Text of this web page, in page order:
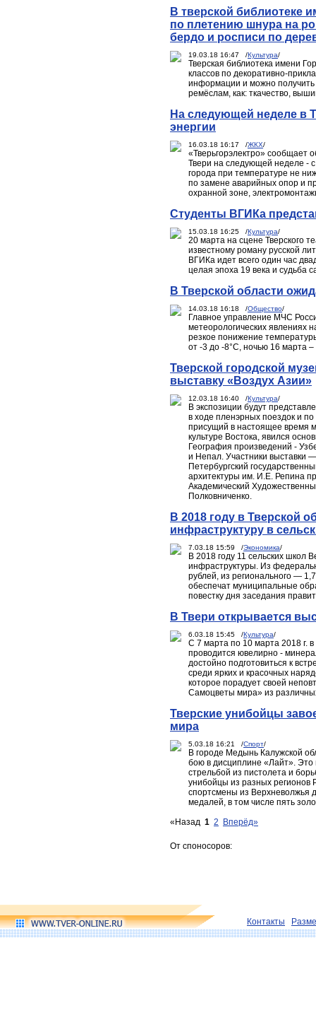
В тверской библиотеке
по плетению шнура на
бердо и росписи по
19.03.18 16:47 /Культура/
Тверская библиотека имени
классов по декоративно-
информации и можно получить
ремёслам, как: ткачество,
На следующей неделе в
энергии
16.03.18 16:17 /ЖКХ/
«Тверьгорэлектро» сообщает
Твери на следующей неделе -
города при температуре не
по замене аварийных опор и
охранной зоне,
Студенты ВГИКа
15.03.18 16:25 /Культура/
20 марта на сцене Тверского
известному роману русской
ВГИКа идет всего один час
целая эпоха 19 века и судьба
В Тверской области
14.03.18 16:18 /Общество/
Главное управление МЧС
метеорологических явлениях
резкое понижение
от -3 до -8°С, ночью 16 марта
Тверской городской
выставку «Воздух Азии»
12.03.18 16:40 /Культура/
В экспозиции будут
в ходе пленэрных поездок и
присущий в настоящее время
культуре Востока, явился
География произведений -
и Непал. Участники выставки
Петербургский
архитектуры им. И.Е. Репина
Академический
Полковниченко.
В 2018 году в Тверской
инфраструктуру в
7.03.18 15:59 /Экономика/
В 2018 году 11 сельских школ
инфраструктуры. Из
рублей, из регионального —
обеспечат муниципальные
повестку дня заседания
В Твери открывается
6.03.18 15:45 /Культура/
С 7 марта по 10 марта 2018 г.
проводится ювелирно -
достойно подготовиться к
среди ярких и красочных
которое порадует своей
Самоцветы мира» из
Тверские унибойцы
мира
5.03.18 16:21 /Спорт/
В городе Медынь Калужской
бою в дисциплине «Лайт».
стрельбой из пистолета и
унибойцы из разных
спортсмены из Верхневолжья
медалей, в том числе пять
«Назад 1 2 Вперёд»
От споносоров:
Контакты